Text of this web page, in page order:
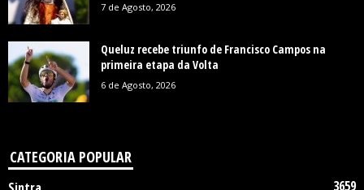
7 de Agosto, 2026
Queluz recebe triunfo de Francisco Campos na
primeira etapa da Volta
6 de Agosto, 2026
CATEGORIA POPULAR
3659